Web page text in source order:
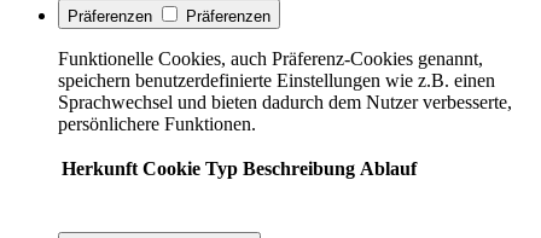
Präferenzen Präferenzen
Funktionelle Cookies, auch Präferenz-Cookies genannt,
speichern benutzerdefinierte Einstellungen wie z.B. einen
Sprachwechsel und bieten dadurch dem Nutzer verbesserte,
persönlichere Funktionen.
Herkunft Cookie Typ Beschreibung Ablauf